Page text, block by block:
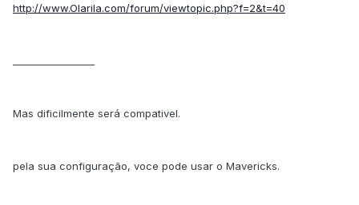
http://www.Olarila.com/forum/viewtopic.php?f=2&t=40
Mas dificilmente será compativel.
pela sua configuração, voce pode usar o Mavericks.